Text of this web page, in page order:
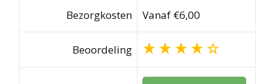
Bezorgkosten Vanaf €6,00
Beoordeling